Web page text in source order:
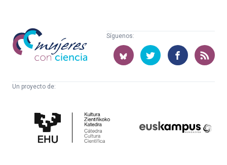
Mujeres
con
ciencia
Síguenos:
Un proyecto de:
Cultura
Científica